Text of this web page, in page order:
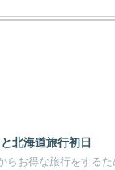
北海道旅行初日
らお得な旅行をする